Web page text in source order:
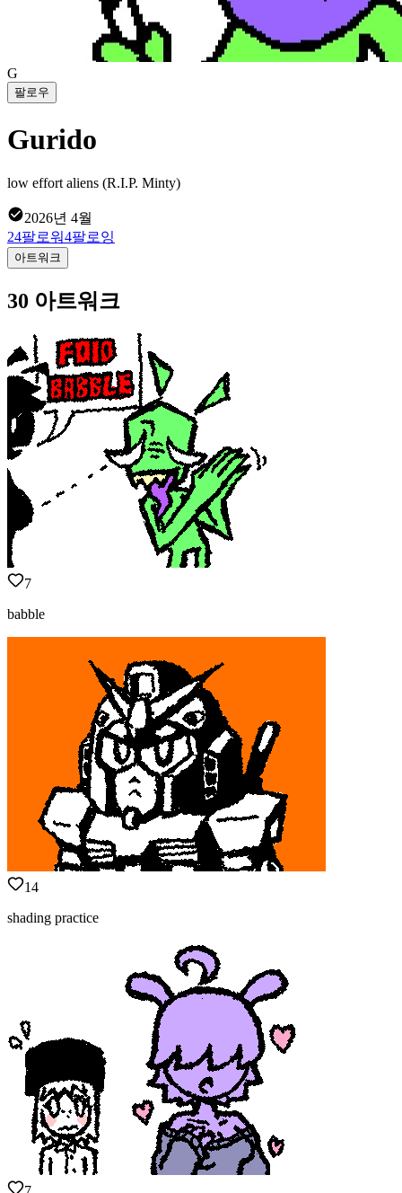
G
팔로우
Gurido
low effort aliens (R.I.P. Minty)
2026년 4월
24팔로워4팔로잉
아트워크
30 아트워크
7
babble
14
shading practice